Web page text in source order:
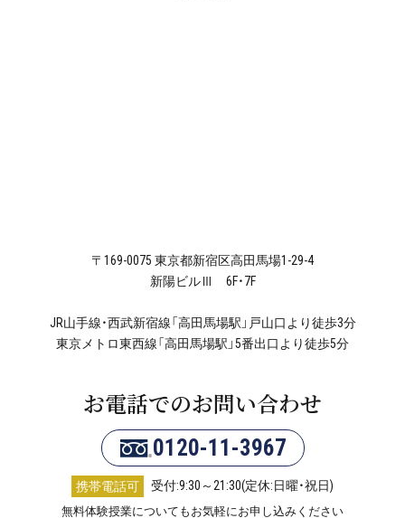
〒169-0075 東京都新宿区高田馬場1-29-4
新陽ビルⅢ 6F・7F
JR山手線・西武新宿線「高田馬場駅」戸山口より徒歩3分
東京メトロ東西線「高田馬場駅」5番出口より徒歩5分
お電話でのお問い合わせ
0120-11-3967
携帯電話可 受付:9:30～21:30(定休:日曜・祝日)
無料体験授業についてもお気軽にお申し込みください